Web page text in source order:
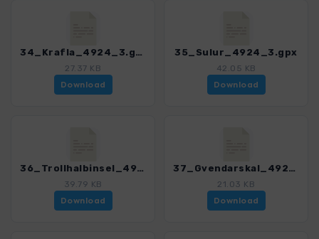
34_Krafla_4924_3.gpx
27.37 KB
Download
35_Sulur_4924_3.gpx
42.05 KB
Download
36_Trollhalbinsel_4924_3.gpx
39.79 KB
Download
37_Gvendarskal_4924_3.gpx
21.03 KB
Download